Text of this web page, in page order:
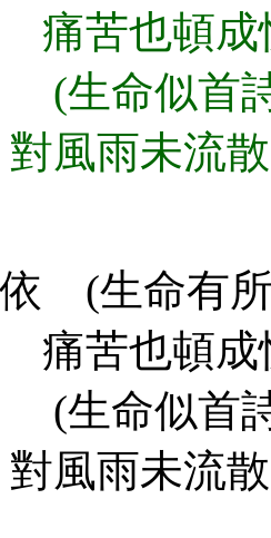
痛苦也頓成
(生命似首
風雨未流散
依 (生命有
痛苦也頓成
(生命似首
風雨未流